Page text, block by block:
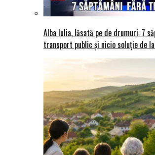
Alba Iulia, lăsată pe de drumuri: 7
transport public și nicio soluție de